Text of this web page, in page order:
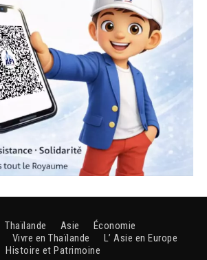
Thaïlande Asie
Économie
Vivre en Thaïlande
L’ Asie en Europe
Histoire et Patrimoine